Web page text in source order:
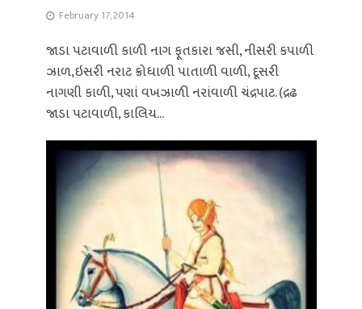
February 17, 2014
જાડા પટાવાળી કાળી નાગ ફૂતકારા જસી, નીસરી કપાળી
ઝાળ,ઇસરી નરાટ ક્રોધાળી પાતાળી વાળી, દૂસરી
નાગણી કાળી, પણાં વખઝાળી નરાંવાળી ચંદ્રપાટ. (દ્રઢ
જાડા પટાવાળી, કાલિય...